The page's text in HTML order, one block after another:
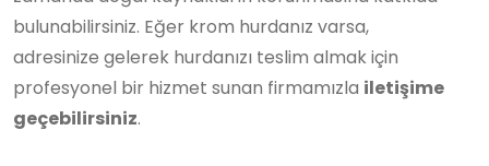
bulunabilirsiniz. Eğer krom hurdanız varsa,
adresinize gelerek hurdanızı teslim almak için
profesyonel bir hizmet sunan firmamızla iletişime
geçebilirsiniz.